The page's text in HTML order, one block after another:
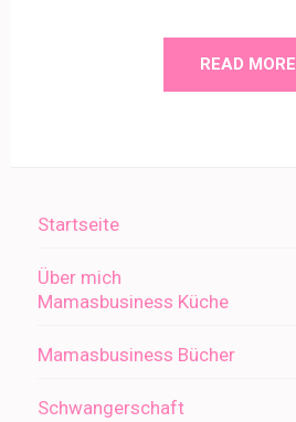
READ MORE
Startseite
Über mich
Mamasbusiness Küche
Mamasbusiness Bücher
Schwangerschaft